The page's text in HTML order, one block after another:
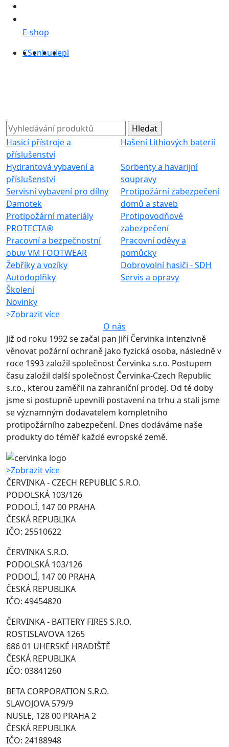
E-shop
CSenhudepl
Hasicí přístroje a
příslušenství
Hašení Lithiových baterií
Hydrantová vybavení a
příslušenství
Sorbenty a havarijní
soupravy
Servisní vybavení pro dílny
Damotek
Protipožární zabezpečení
domů a staveb
Protipožární materiály
PROTECTA®
Protipovodňové
zabezpečení
Pracovní a bezpečnostní
obuv VM FOOTWEAR
Pracovní oděvy a
pomůcky
Žebříky a vozíky
Dobrovolní hasiči - SDH
Autodoplňky
Servis a opravy
Školení
Novinky
>Zobrazit více
O nás
Již od roku 1992 se začal pan Jiří Červinka intenzivně
věnovat požární ochraně jako fyzická osoba, následně v
roce 1993 založil společnost Červinka s.r.o. Postupem
času založil další společnost Červinka-Czech Republic
s.r.o., kterou zaměřil na zahraniční prodej. Od té doby
jsme si postupně upevnili postavení na trhu a stali jsme
se významným dodavatelem kompletního
protipožárního zabezpečení. Dnes dodáváme naše
produkty do téměř každé evropské země.
>Zobrazit více
ČERVINKA - CZECH REPUBLIC S.R.O.
PODOLSKÁ 103/126
PODOLÍ, 147 00 PRAHA
ČESKÁ REPUBLIKA
IČO: 25510622
ČERVINKA S.R.O.
PODOLSKÁ 103/126
PODOLÍ, 147 00 PRAHA
ČESKÁ REPUBLIKA
IČO: 49454820
ČERVINKA - BATTERY FIRES S.R.O.
ROSTISLAVOVA 1265
686 01 UHERSKÉ HRADIŠTĚ
ČESKÁ REPUBLIKA
IČO: 03841260
BETA CORPORATION S.R.O.
SLAVOJOVA 579/9
NUSLE, 128 00 PRAHA 2
ČESKÁ REPUBLIKA
IČO: 24188948